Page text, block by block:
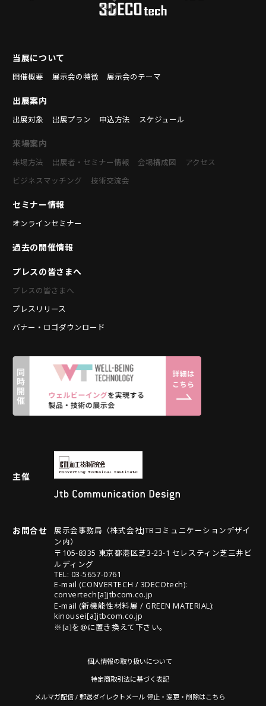
当展について
開催概要 展示会の特徴 展示会のテーマ
出展案内
出展対象 出展プラン 申込方法 スケジュール
来場案内
来場方法 出展者・セミナー情報 会場構成図
アクセス
ビジネスマッチング
技術交流会
セミナー情報
オンラインセミナー
過去の開催情報
プレスの皆さまへ
プレスの皆さまへ
プレスリリース
バナー・ロゴダウンロード
主催
お問合せ
展示会事務局（株式会社JTBコミュニケーションデザイ
ン内）
〒105-8335 東京都港区芝3-23-1 セレスティン芝三井ビ
ルディング
TEL: 03-5657-0761
E-mail (CONVERTECH / 3DECOtech):
convertech[a]jtbcom.co.jp
E-mail (新機能性材料展 / GREEN MATERIAL):
kinousei[a]jtbcom.co.jp
※[a]を@に置き換えて下さい。
個人情報の取り扱いについて
特定商取引法に基づく表記
メルマガ配信 / 郵送ダイレクトメール 停止・変更・削除はこちら